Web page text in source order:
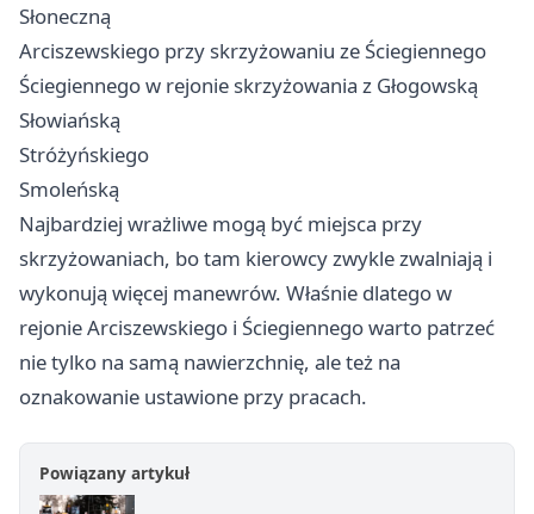
Słoneczną
Arciszewskiego przy skrzyżowaniu ze Ściegiennego
Ściegiennego w rejonie skrzyżowania z Głogowską
Słowiańską
Stróżyńskiego
Smoleńską
Najbardziej wrażliwe mogą być miejsca przy
skrzyżowaniach, bo tam kierowcy zwykle zwalniają i
wykonują więcej manewrów. Właśnie dlatego w
rejonie Arciszewskiego i Ściegiennego warto patrzeć
nie tylko na samą nawierzchnię, ale też na
oznakowanie ustawione przy pracach.
Powiązany artykuł